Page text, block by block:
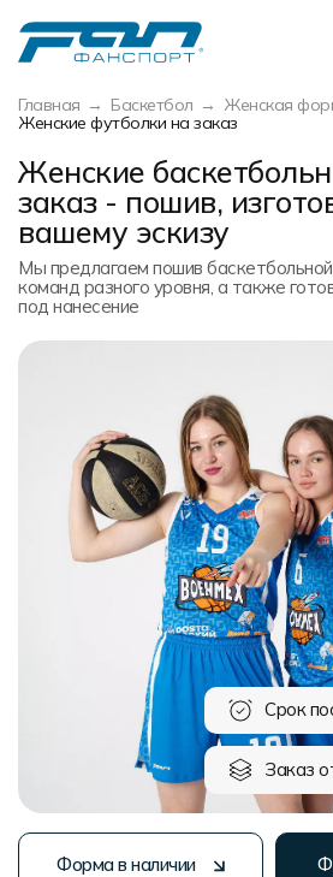
Главная Баскетбол
Женская
Женские футболки на заказ
Женские
заказ - пошив,
вашему эскизу
Мы предлагаем пошив
команд разного уровня, а также
под нанесение
Форма в наличии
Срок
Заказ
Вернуться назад
Футбол
Баскетбол
Волейбол
Хоккей
Другие виды спорта
Спортивная одежда
Мерч и сувенирка
Форма в наличии
Распродажа
Вернуться назад
Новости
Наши награды
Сертификаты
Наши работы
Фото изделий
Наше производство
Вакансии
Статьи
Вернуться назад
Разработка дизайна
Услуги по пошиву
Экипировка
Экипировка
команд
Пошив формы для
Вернуться назад
Разработка дизайна
Требования к макету
Технологии печати
Уход за изделиями
Таблица размеров
Маркировка и упаковка
Система скидок и наценок
Пользовательское